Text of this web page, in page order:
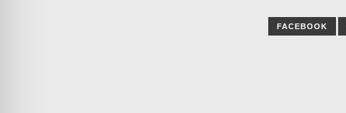
FACEBOOK